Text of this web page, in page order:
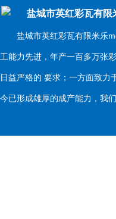
盐城市英红彩瓦有限
盐城市英红彩瓦有限米乐m8
工能力先进，年产一百多万
日益严格的 要求；一方面致
今已形成雄厚的成产能力，